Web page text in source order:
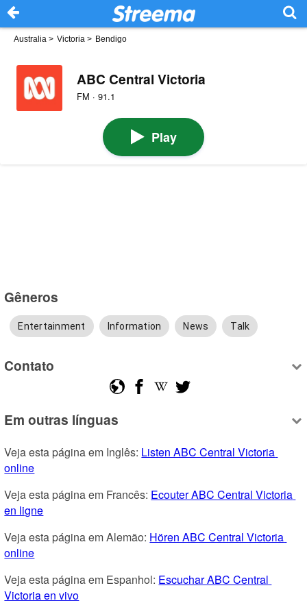
Australia > Victoria > Bendigo
ABC Central Victoria
FM · 91.1
Play
Gêneros
Entertainment Information News Talk
Contato
Em outras línguas
Veja esta página em Inglês: Listen ABC Central Victoria
online
Veja esta página em Francês: Ecouter ABC Central Victoria
en ligne
Veja esta página em Alemão: Hören ABC Central Victoria
online
Veja esta página em Espanhol: Escuchar ABC Central
Victoria en vivo